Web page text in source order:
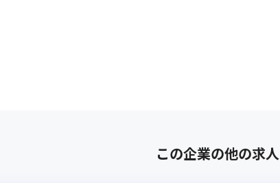
この企業の他の求人